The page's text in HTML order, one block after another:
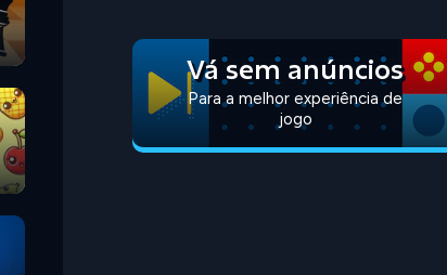
Vá sem anúncios
Para a melhor experiência de
jogo